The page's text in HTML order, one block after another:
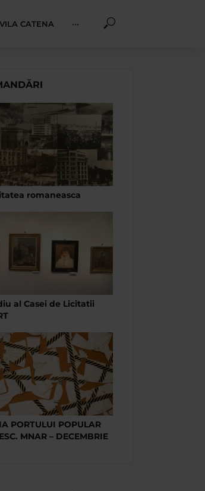
VILA CATENA ···
romaneasca
al Casei de Licitatii
PORTULUI POPULAR
MNAR – DECEMBRIE